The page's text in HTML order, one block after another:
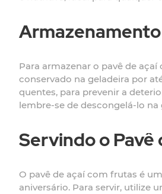
Para armazenar o pavê de
conservado na geladeira por
quentes, para prevenir a
lembre-se de descongelá-lo na
Servindo o Pavê
O pavê de açaí com frutas é
aniversário. Para servir, utilize